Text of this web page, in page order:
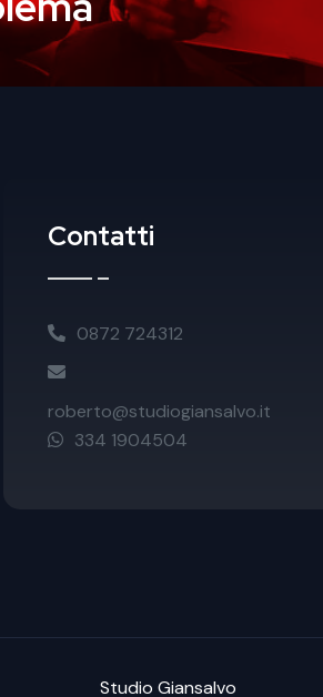
Contatti
0872 724312
roberto@studiogiansalvo.it
334 1904504
Studio Giansalvo